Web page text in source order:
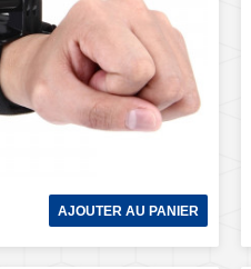
AJOUTER AU PANIER